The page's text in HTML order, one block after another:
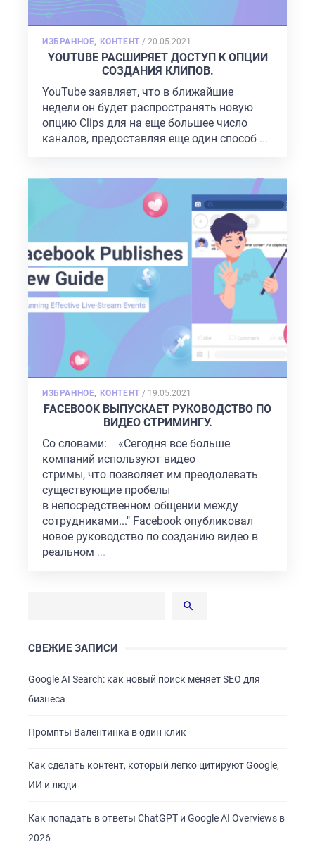
ИЗБРАННОЕ, КОНТЕНТ /POSTED
ON
20.05.2021
YOUTUBE РАСШИРЯЕТ ДОСТУП К ОПЦИИ
СОЗДАНИЯ КЛИПОВ.
YouTube заявляет, что в ближайшие
недели он будет распространять новую
опцию Clips для на еще большее число
каналов, предоставляя еще один способ ...
ИЗБРАННОЕ, КОНТЕНТ / POSTED
ON
19.05.2021
FACEBOOK ВЫПУСКАЕТ РУКОВОДСТВО ПО
ВИДЕО СТРИМИНГУ.
Со словами: «Сегодня все больше
компаний используют видео
стримы, что позволяет им преодолевать
существующие пробелы
в непосредственном общении между
сотрудниками..." Facebook опубликовал
новое руководство по созданию видео в
реальном ...
СВЕЖИЕ ЗАПИСИ
Google AI Search: как новый поиск меняет SEO для
бизнеса
Промпты Валентинка в один клик
Как сделать контент, который легко цитируют Google,
ИИ и люди
Как попадать в ответы ChatGPT и Google AI Overviews в
2026
ПОРТФОЛИО